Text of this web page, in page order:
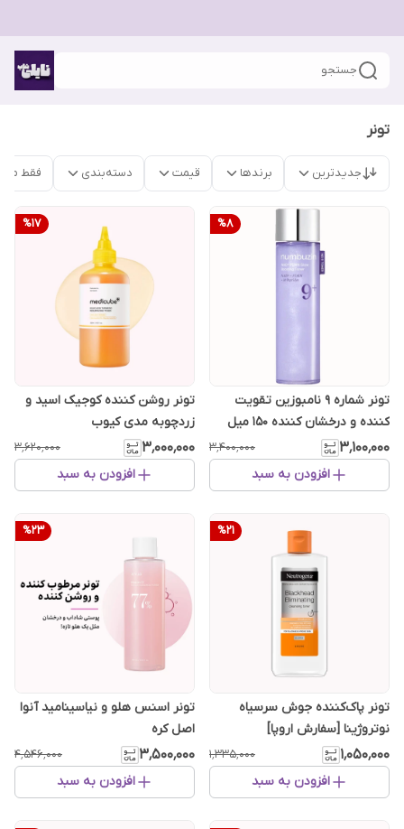
جستجو
تونر
جدیدترین برندها قیمت دسته‌بندی فقط
%8
تونر شماره ۹ نامبوزین تقویت
کننده و درخشان کننده ۱۵۰ میل
۳٬۱۰۰٬۰۰۰ ۳٬۴۰۰٬۰۰۰
افزودن به سبد
%17
تونر روشن کننده کوجیک اسید و
زردچوبه مدی کیوب
۳٬۰۰۰٬۰۰۰ ۳٬۶۲۰٬۰۰۰
افزودن به سبد
%21
تونر پاک‌کننده جوش سرسیاه
نوتروژینا [سفارش اروپا]
۱٬۰۵۰٬۰۰۰ ۱٬۳۳۵٬۰۰۰
افزودن به سبد
%23
تونر اسنس هلو و نیاسینامید آنوا
اصل کره
۳٬۵۰۰٬۰۰۰ ۴٬۵۴۶٬۰۰۰
افزودن به سبد